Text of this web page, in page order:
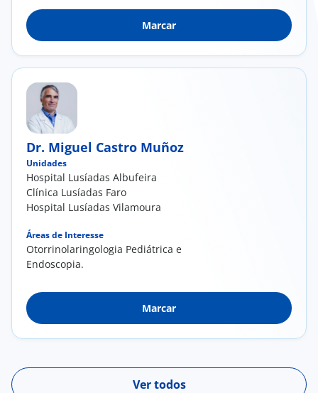
Lacrimais; Otite Crónica; Roncopatia e Apneia
do sono
Marcar
Dr. Miguel Castro Muñoz
Unidades
Hospital Lusíadas Albufeira
Clínica Lusíadas Faro
Hospital Lusíadas Vilamoura
Áreas de Interesse
Otorrinolaringologia Pediátrica e
Endoscopia.
Marcar
Ver todos